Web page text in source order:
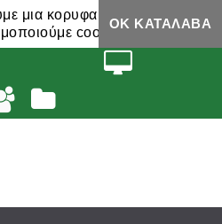
μια κορυφαία εμπειρία,
cookies.
ΟΚ ΚΑΤΆΛΑΒΑ